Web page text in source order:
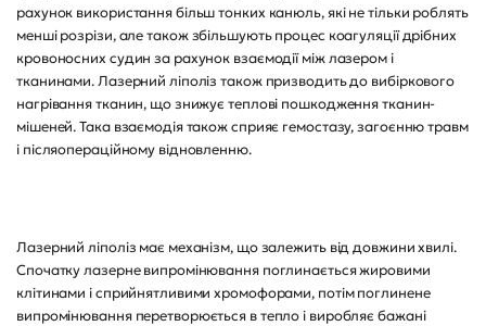
рахунок використання більш тонких канюль, які не тільки роблять
менші розрізи, але також збільшують процес коагуляції дрібних
кровоносних судин за рахунок взаємодії між лазером і
тканинами. Лазерний ліполіз також призводить до вибіркового
нагрівання тканин, що знижує теплові пошкодження тканин-
мішеней. Така взаємодія також сприяє гемостазу, загоєнню травм
і післяопераційному відновленню.
Лазерний ліполіз має механізм, що залежить від довжини хвилі.
Спочатку лазерне випромінювання поглинається жировими
клітинами і сприйнятливими хромофорами, потім поглинене
випромінювання перетворюється в тепло і виробляє бажані